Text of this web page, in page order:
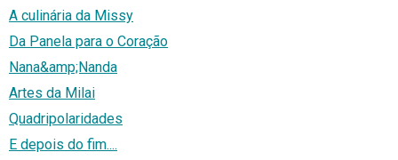
A culinária da Missy
Da Panela para o Coração
Nana&amp;Nanda
Artes da Milai
Quadripolaridades
E depois do fim....